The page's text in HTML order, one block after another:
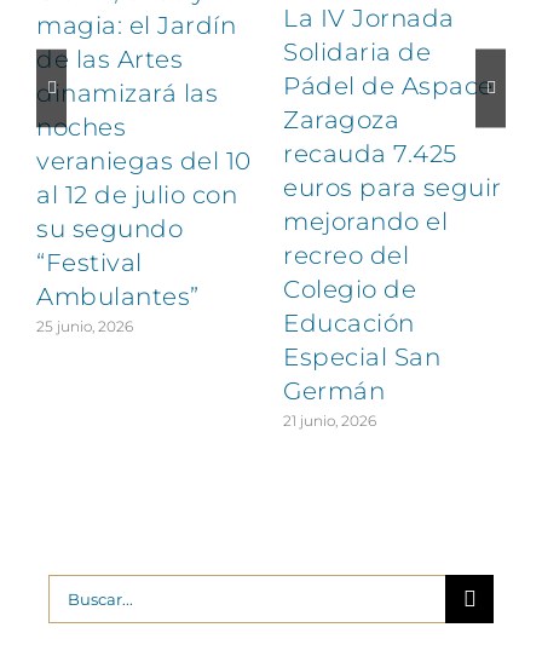
magia: el Jardín
de las Artes
dinamizará las
noches
veraniegas del 10
al 12 de julio con
su segundo
“Festival
Ambulantes”
25 junio, 2026
La IV Jornada
Solidaria de
Pádel de Aspace
Zaragoza
recauda 7.425
euros para seguir
mejorando el
recreo del
Colegio de
Educación
Especial San
Germán
21 junio, 2026
Buscar: